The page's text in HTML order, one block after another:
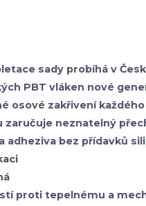
sady probíhá v
PBT vláken nové
osové zakřivení každého
zaručuje neznatelný
bez přídavků
proti tepelnému a